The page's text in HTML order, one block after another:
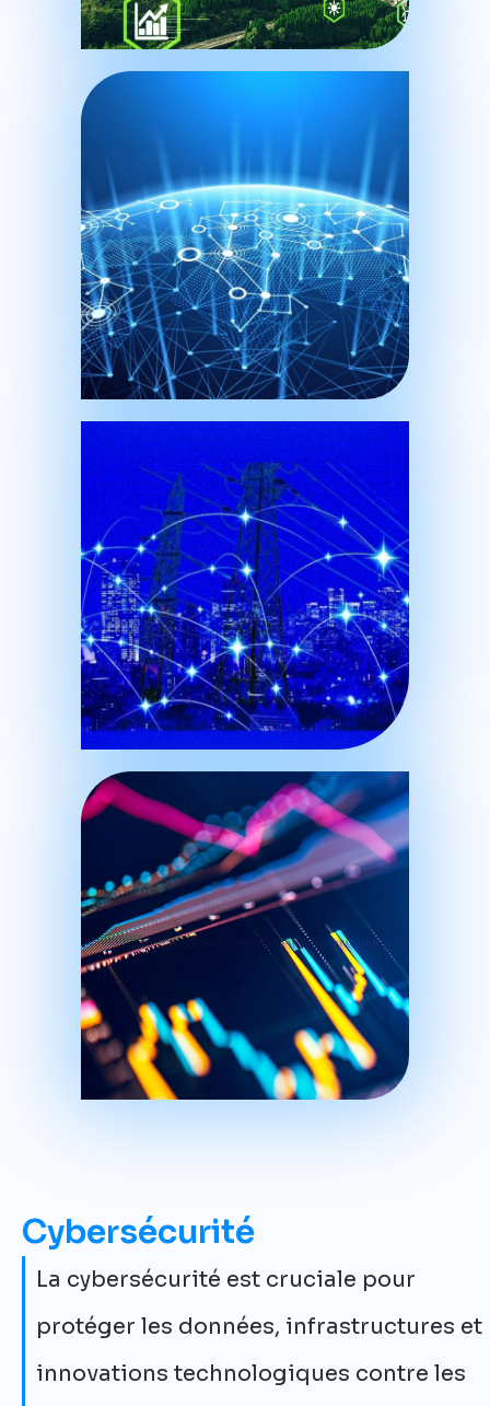
Cybersécurité
La cybersécurité est cruciale pour
protéger les données, infrastructures et
innovations technologiques contre les